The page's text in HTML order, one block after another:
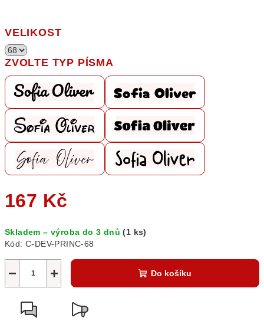
VELIKOST
ZVOLTE TYP PÍSMA
167 Kč
cena:
Skladem – výroba do 3 dnů(1 ks)
Kód: C-DEV-PRINC-68
+
− Do košíku